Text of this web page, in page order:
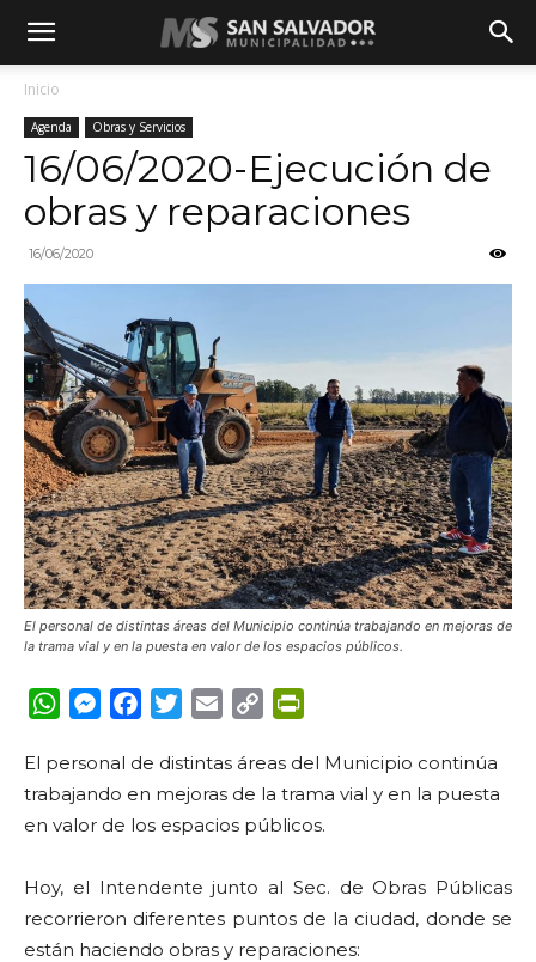
Inicio
Agenda Obras y Servicios
16/06/2020-Ejecución de
obras y reparaciones
16/06/2020
El personal de distintas áreas del Municipio continúa trabajando en mejoras de
la trama vial y en la puesta en valor de los espacios públicos.
WhatsApp
Messenger
FacebookTwitterEmail Copy
El personal de distintas áreas del Municipio continúa
trabajando en mejoras de la trama vial y en la puesta
en valor de los espacios públicos.
Hoy, el Intendente junto al Sec. de Obras Públicas
recorrieron diferentes puntos de la ciudad, donde se
están haciendo obras y reparaciones: